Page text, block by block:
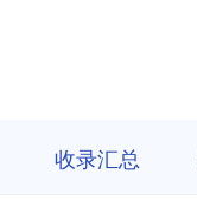
收录汇总